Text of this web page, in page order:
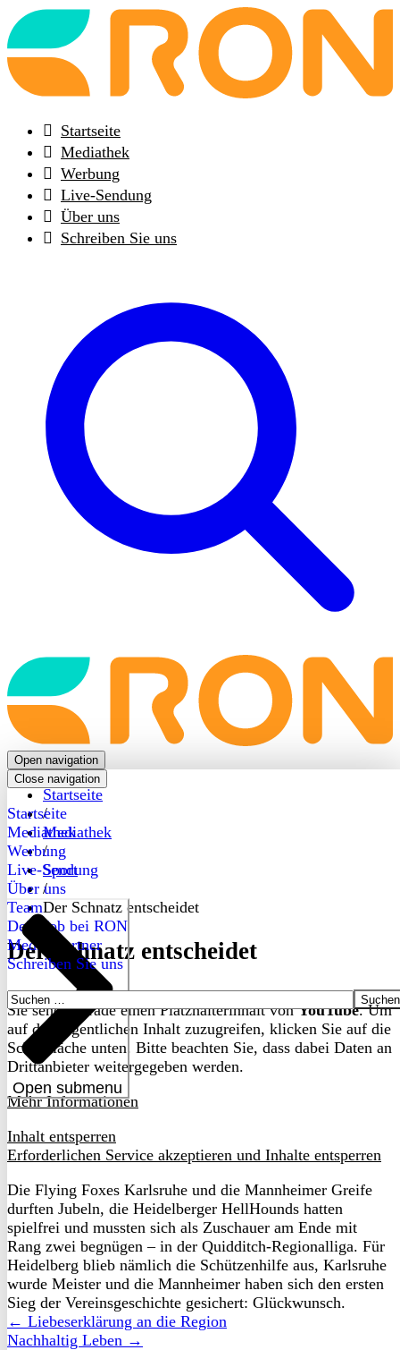
Back
to
frontpage
Startseite
Mediathek
Werbung
Live-Sendung
Über uns
Schreiben Sie uns
Back
to
frontpage
Open navigation
Close navigation
Startseite
Mediathek
Werbung
Live-Sendung
Über uns
Open submenu
Team
Dein Job bei RON
Medienpartner
Schreiben Sie uns
Suchen
nach:
Startseite
/
Mediathek
/
Sport
/
Der Schnatz entscheidet
Der Schnatz entscheidet
Sie sehen gerade einen Platzhalterinhalt vonYouTube. Um
auf den eigentlichen Inhalt zuzugreifen, klicken Sie auf die
Schaltfläche unten. Bitte beachten Sie, dass dabei Daten an
Drittanbieter weitergegeben werden.
Mehr Informationen
Inhalt entsperren
Erforderlichen Service akzeptieren und Inhalte entsperren
Die Flying Foxes Karlsruhe und die Mannheimer Greife
durften Jubeln, die Heidelberger HellHounds hatten
spielfrei und mussten sich als Zuschauer am Ende mit
Rang zwei begnügen – in der Quidditch-Regionalliga. Für
Heidelberg blieb nämlich die Schützenhilfe aus, Karlsruhe
wurde Meister und die Mannheimer haben sich den ersten
Sieg der Vereinsgeschichte gesichert: Glückwunsch.
← Liebeserklärung an die Region
Nachhaltig Leben →